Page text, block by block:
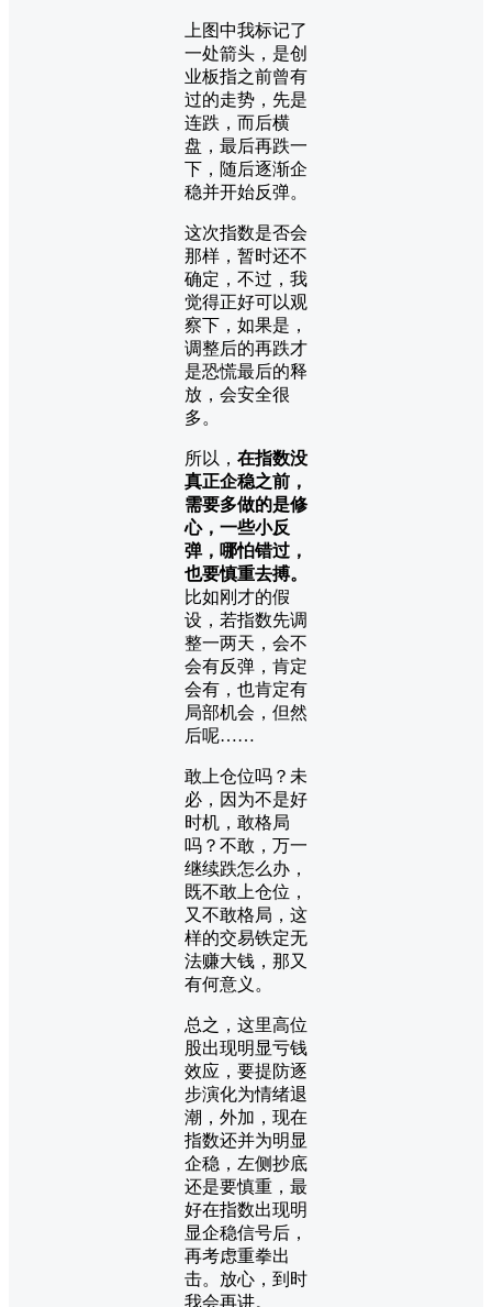
上图中我标记了
一处箭头，是创
业板指之前曾有
过的走势，先是
连跌，而后横
盘，最后再跌一
下，随后逐渐企
稳并开始反弹。
这次指数是否会
那样，暂时还不
确定，不过，我
觉得正好可以观
察下，如果是，
调整后的再跌才
是恐慌最后的释
放，会安全很
多。
所以， 在指数没
真正企稳之前，
需要多做的是修
心，一些小反
弹，哪怕错过，
也要慎重去搏。
比如刚才的假
设，若指数先调
整一两天，会不
会有反弹，肯定
会有，也肯定有
局部机会，但然
后呢……
敢上仓位吗？未
必，因为不是好
时机，敢格局
吗？不敢，万一
继续跌怎么办，
既不敢上仓位，
又不敢格局，这
样的交易铁定无
法赚大钱，那又
有何意义。
总之，这里高位
股出现明显亏钱
效应，要提防逐
步演化为情绪退
潮，外加，现在
指数还并为明显
企稳，左侧抄底
还是要慎重，最
好在指数出现明
显企稳信号后，
再考虑重拳出
击。放心，到时
我会再讲。